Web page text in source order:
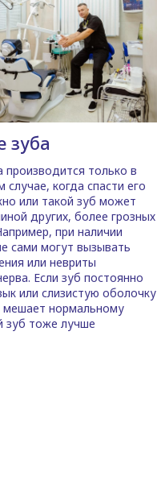
зуба
производится только в
случае, когда спасти его
или такой зуб может
других, более грозных
при наличии
сами могут вызывать
или невриты
Если зуб постоянно
или слизистую оболочку
нормальному
зуб тоже лучше